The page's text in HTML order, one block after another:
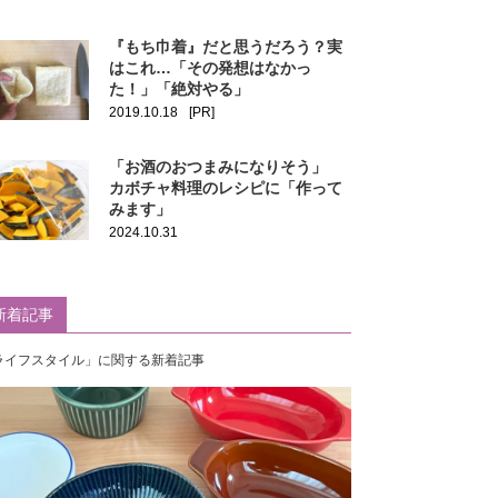
『もち巾着』だと思うだろう？実
はこれ…「その発想はなかっ
た！」「絶対やる」
2019.10.18 [PR]
「お酒のおつまみになりそう」
カボチャ料理のレシピに「作って
みます」
2024.10.31
着記事
イフスタイル」に関する新着記事